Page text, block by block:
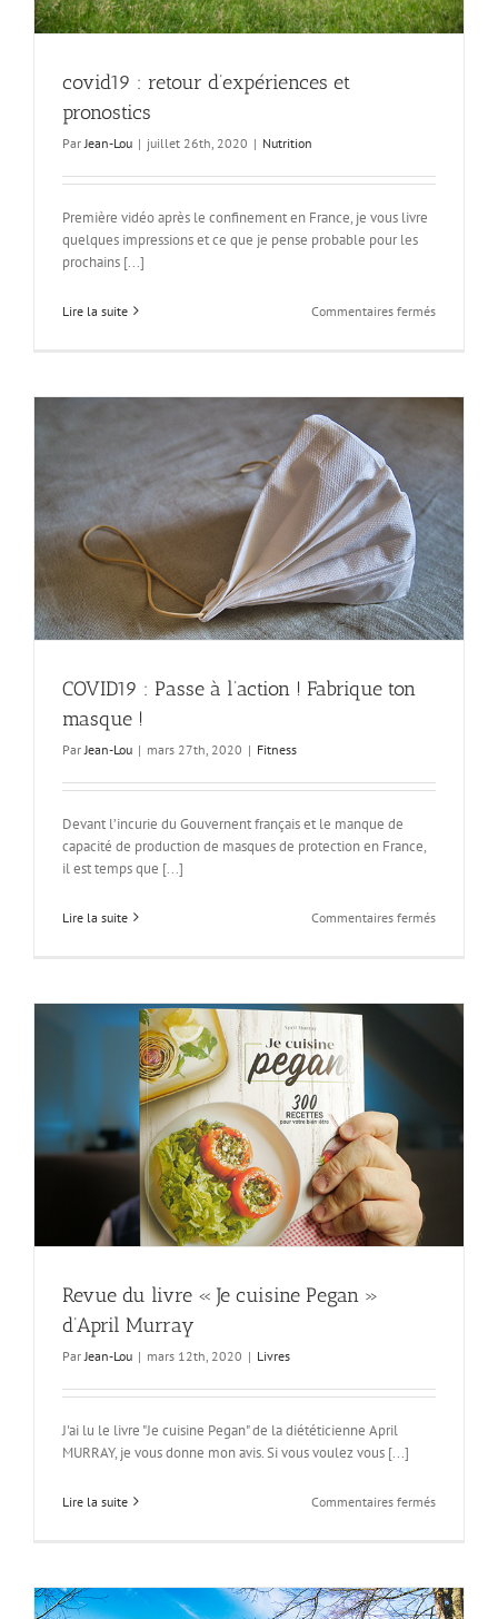
covid19 : retour d’expériences et
pronostics
Par Jean-Lou | juillet 26th, 2020 | Nutrition
Première vidéo après le confinement en France, je vous livre
quelques impressions et ce que je pense probable pour les
prochains [...]
Lire la suite Commentaires ferméssur
et
COVID19 : Passe à l’action ! Fabrique ton
masque !
Par Jean-Lou | mars 27th, 2020 | Fitness
Devant l’incurie du Gouvernent français et le manque de
capacité de production de masques de protection en France,
il est temps que [...]
Lire la suite Commentaires ferméssur
Fabrique
Revue du livre « Je cuisine Pegan »
d’April Murray
Par Jean-Lou | mars 12th, 2020 | Livres
J'ai lu le livre "Je cuisine Pegan" de la diététicienne April
MURRAY, je vous donne mon avis. Si vous voulez vous [...]
Lire la suite Commentaires ferméssur
cuisine